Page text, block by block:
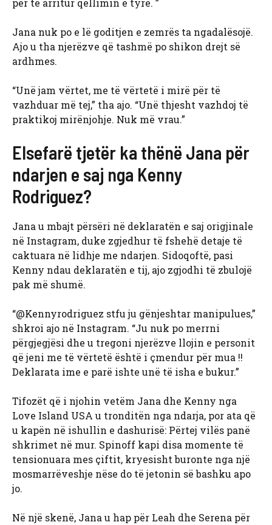
për të arritur qëllimin e tyre. ”
Jana nuk po e lë goditjen e zemrës ta ngadalësojë.
Ajo u tha njerëzve që tashmë po shikon drejt së
ardhmes.
“Unë jam vërtet, me të vërtetë i mirë për të
vazhduar më tej,” tha ajo. “Unë thjesht vazhdoj të
praktikoj mirënjohje. Nuk më vrau.”
Elsefarë tjetër ka thënë Jana për
ndarjen e saj nga Kenny
Rodriguez?
Jana u mbajt përsëri në deklaratën e saj origjinale
në Instagram, duke zgjedhur të fshehë detaje të
caktuara në lidhje me ndarjen. Sidoqoftë, pasi
Kenny ndau deklaratën e tij, ajo zgjodhi të zbulojë
pak më shumë.
“@Kennyrodriguez stfu ju gënjeshtar manipulues,”
shkroi ajo në Instagram. “Ju nuk po merrni
përgjegjësi dhe u tregoni njerëzve llojin e personit
që jeni me të vërtetë është i çmendur për mua !!
Deklarata ime e parë ishte unë të isha e bukur.”
Tifozët që i njohin vetëm Jana dhe Kenny nga
Love Island USA u tronditën nga ndarja, por ata që
u kapën në ishullin e dashurisë: Përtej vilës panë
shkrimet në mur. Spinoff kapi disa momente të
tensionuara mes çiftit, kryesisht buronte nga një
mosmarrëveshje nëse do të jetonin së bashku apo
jo.
Në një skenë, Jana u hap për Leah dhe Serena për